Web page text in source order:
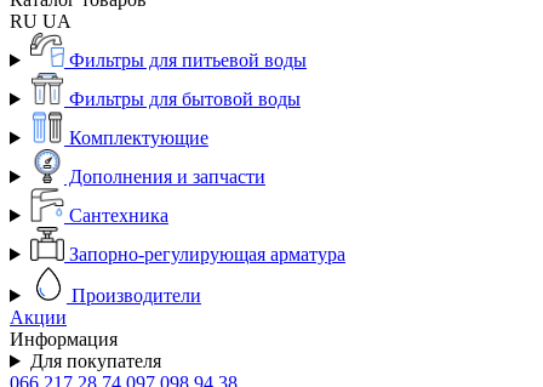
RU UA
Фильтры для питьевой воды
Фильтры для бытовой воды
Комплектующие
Дополнения и запчасти
Сантехника
Запорно-регулирующая арматура
Производители
Акции
Информация
Для покупателя
066 217 28 74 097 098 94 38